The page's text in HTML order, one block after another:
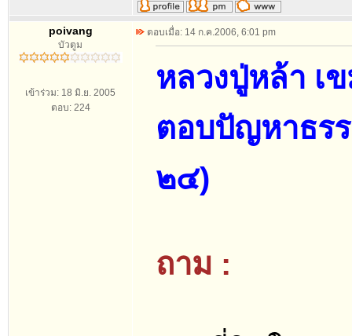
poivang
บัวตูม
เข้าร่วม: 18 มิ.ย. 2005
ตอบ: 224
ตอบเมื่อ: 14 ก.ค.2006, 6:01 pm
หลวงปู่หล้า เ
ตอบปัญหาธร
๒๔)
ถาม :